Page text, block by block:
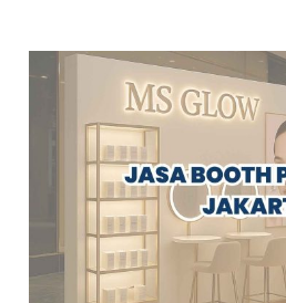
Jasa
Pameran
Jakarta